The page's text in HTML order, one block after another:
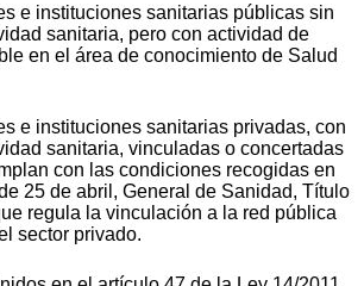
e instituciones sanitarias públicas sin
sanitaria, pero con actividad de
en el área de conocimiento de Salud
e instituciones sanitarias privadas, con
sanitaria, vinculadas o concertadas
con las condiciones recogidas en
25 de abril, General de Sanidad, Título
regula la vinculación a la red pública
sector privado.